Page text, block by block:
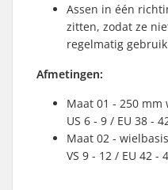
Assen in één
zitten, zodat ze
regelmatig gebruik
Afmetingen:
Maat 01 - 250
US 6 - 9 / EU 38 -
Maat 02 -
VS 9 - 12 / EU 42 -